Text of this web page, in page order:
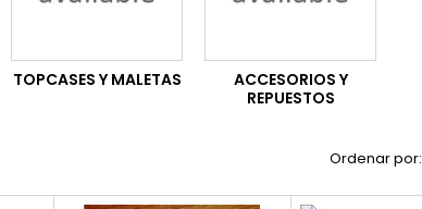
TOPCASES Y MALETAS
ACCESORIOS Y
REPUESTOS
Ordenar por: